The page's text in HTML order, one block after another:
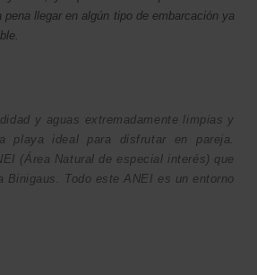
llegar en algún tipo de embarcación ya
y aguas extremadamente limpias y
playa ideal para disfrutar en pareja.
(Área Natural de especial interés) que
Binigaus. Todo este ANEI es un entorno